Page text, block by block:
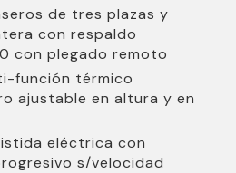
de tres plazas y
con respaldo
con plegado remoto
función térmico
ajustable en altura y en
eléctrica con
s/velocidad